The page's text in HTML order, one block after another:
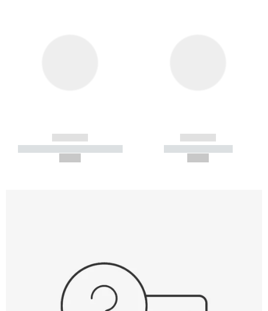
------------
----------- ----------- -----------
------------
----------- -----------